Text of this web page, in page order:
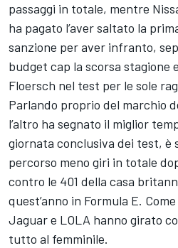
passaggi in totale, mentre
ha pagato l’aver saltato la
sanzione per aver infranto,
budget cap la scorsa stagione
Floersch nel test per le sole
Parlando proprio del marchio
l’altro ha segnato il miglior
giornata conclusiva dei test, è
percorso meno giri in totale
contro le 401 della casa
quest’anno in Formula E.
Jaguar e LOLA hanno girato
tutto al femminile.